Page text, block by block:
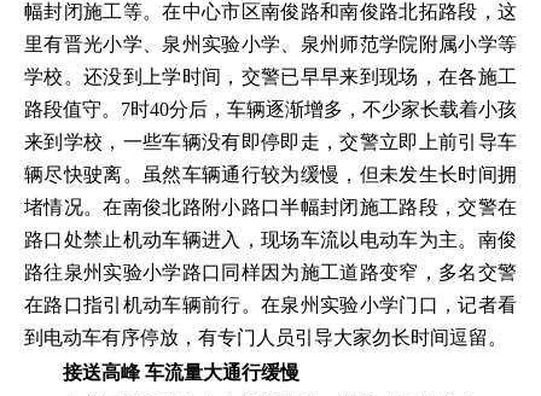
幅封闭施工等。在中心市区南俊路和南俊路北拓路段，这
里有晋光小学、泉州实验小学、泉州师范学院附属小学等
学校。还没到上学时间，交警已早早来到现场，在各施工
路段值守。7时40分后，车辆逐渐增多，不少家长载着小孩
来到学校，一些车辆没有即停即走，交警立即上前引导车
辆尽快驶离。虽然车辆通行较为缓慢，但未发生长时间拥
堵情况。在南俊北路附小路口半幅封闭施工路段，交警在
路口处禁止机动车辆进入，现场车流以电动车为主。南俊
路往泉州实验小学路口同样因为施工道路变窄，多名交警
在路口指引机动车辆前行。在泉州实验小学门口，记者看
到电动车有序停放，有专门人员引导大家勿长时间逗留。
接送高峰 车流量大通行缓慢